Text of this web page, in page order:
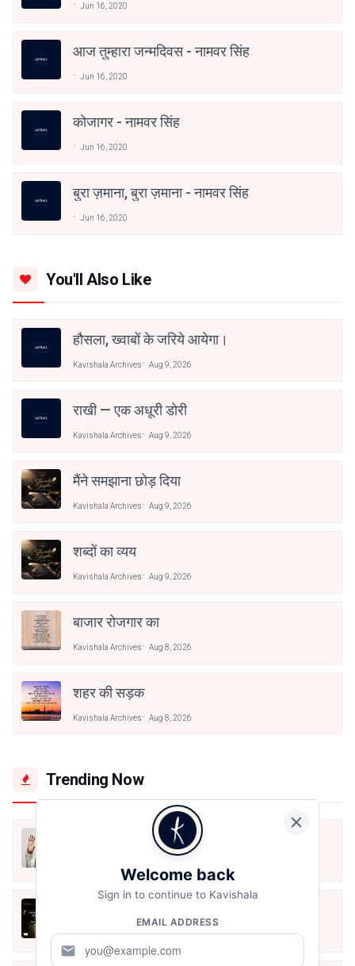
Jun 16, 2020
आज तुम्हारा जन्मदिवस - नामवर सिंह
Jun 16, 2020
कोजागर - नामवर सिंह
Jun 16, 2020
बुरा ज़माना, बुरा ज़माना - नामवर सिंह
Jun 16, 2020
You'll Also Like
हौसला, ख्वाबों के जरिये आयेगा।
Kavishala Archives Aug 9, 2026
राखी — एक अधूरी डोरी
Kavishala Archives Aug 9, 2026
मैंने समझाना छोड़ दिया
Kavishala Archives Aug 9, 2026
शब्दों का व्यय
Kavishala Archives Aug 9, 2026
बाजार रोजगार का
Kavishala Archives Aug 8, 2026
शहर की सड़क
Kavishala Archives Aug 8, 2026
Trending Now
मैं शून्य पे सवार हूँ
Stay Safe | TVF's Aspirants
May 8, 2021
Welcome back
Sign in to continue to Kavishala
EMAIL ADDRESS
mail